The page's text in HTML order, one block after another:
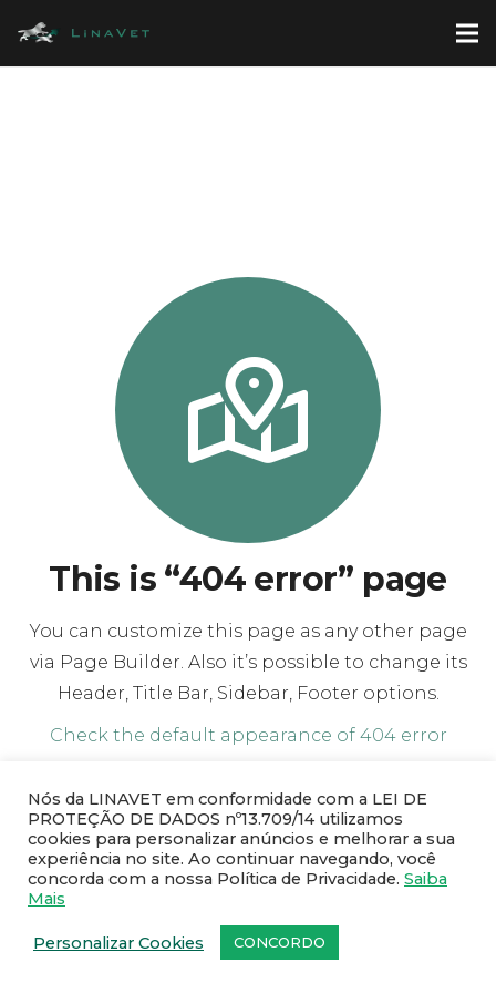
This is “404 error” page
You can customize this page as any other page
via Page Builder. Also it’s possible to change its
Header, Title Bar, Sidebar, Footer options.
Check the default appearance of 404 error
Nós da LINAVET em conformidade com a LEI DE
PROTEÇÃO DE DADOS nº13.709/14 utilizamos
cookies para personalizar anúncios e melhorar a sua
experiência no site. Ao continuar navegando, você
concorda com a nossa Política de Privacidade. Saiba
Mais
Personalizar Cookies CONCORDO